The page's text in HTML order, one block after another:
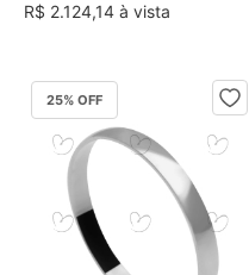
R$ 2.124,14 à vista
25% OFF